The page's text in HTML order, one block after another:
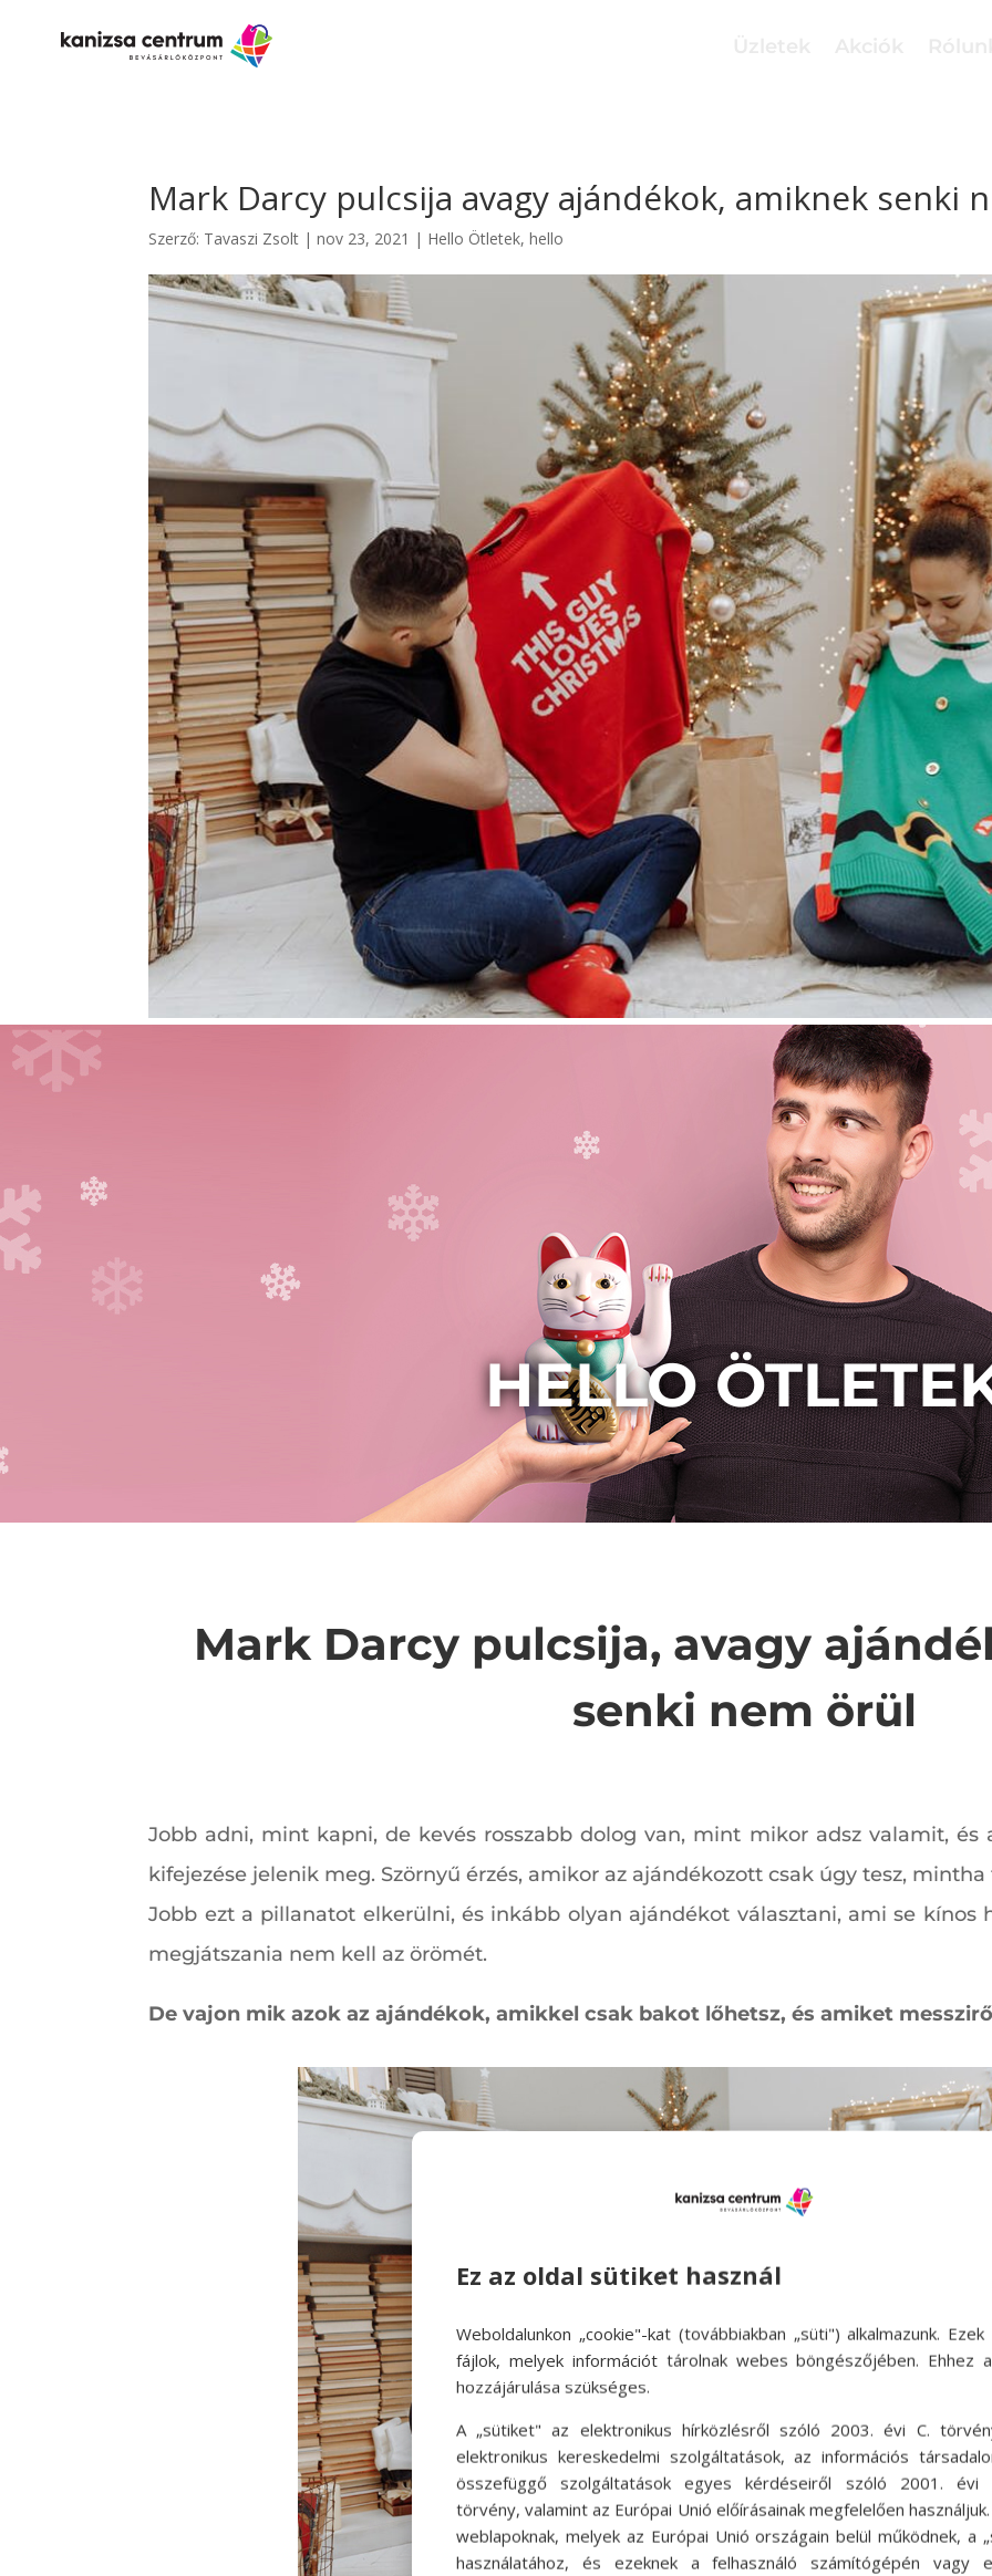
Mark Darcy pulcsija avagy ajándékok, amiknek senki
Szerző: Tavaszi Zsolt |nov 23, 2021 | Hello Ötletek,hello
HELLO
Mark Darcy pulcsija, avagy
senki nem örül
Jobb adni, mint kapni, de kevés rosszabb dolog van, mint mikor adsz valamit,
kifejezése jelenik meg. Szörnyű érzés, amikor az ajándékozott csak úgy tesz,
Jobb ezt a pillanatot elkerülni, és inkább olyan ajándékot választani, ami se kínos
megjátszania nem kell az örömét.
De vajon mik azok az ajándékok, amikkel csak bakot lőhetsz, és amiket
Ez az oldal sütiket használ
Weboldalunkon „cookie"-kat (továbbiakban „süti") alkalmazunk. Ezek
fájlok, melyek információt tárolnak webes böngészőjében. Ehhez
hozzájárulása szükséges.
A „sütiket" az elektronikus hírközlésről szóló 2003. évi C.
elektronikus kereskedelmi szolgáltatások, az információs
összefüggő szolgáltatások egyes kérdéseiről szóló 2001. évi
törvény, valamint az Európai Unió előírásainak megfelelően
weblapoknak, melyek az Európai Unió országain belül működnek, a
használatához, és ezeknek a felhasználó számítógépén vagy